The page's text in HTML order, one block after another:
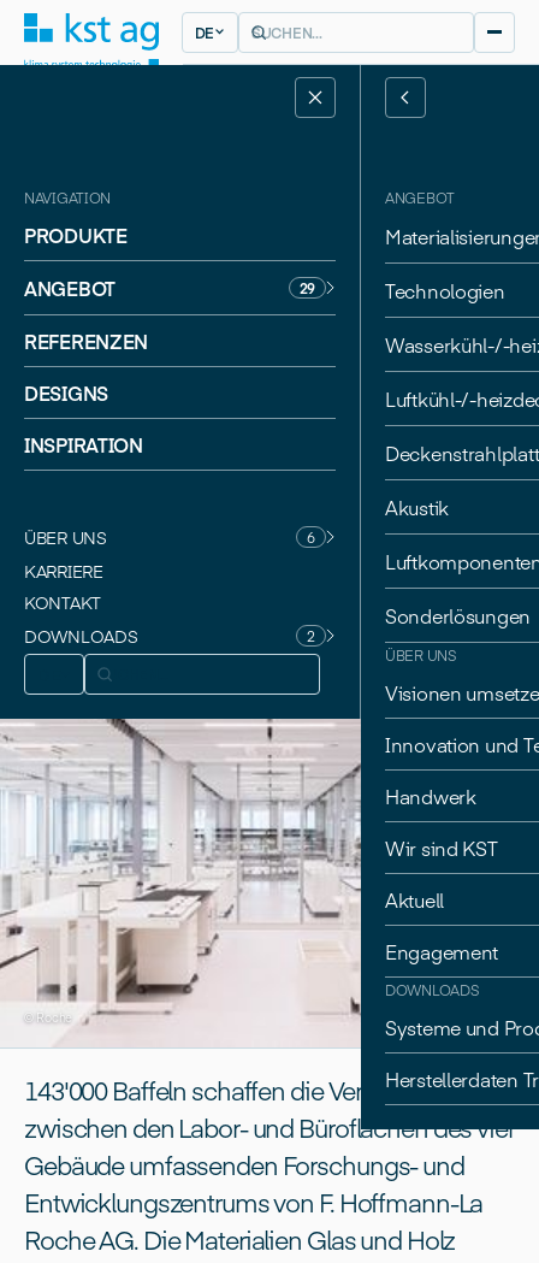
DE
NAVIGATION
PRODUKTE
ANGEBOT
29
REFERENZEN
DESIGNS
INSPIRATION
ÜBER UNS 6
KARRIERE
KONTAKT
DOWNLOADS
2
ANGEBOT
Technologien
Wasserkühl-/-
Luftkühl-/-
Akustik
Sonderlösungen
ÜBER UNS
Visionen
Innovation und
Handwerk
Wir sind KST
Aktuell
Engagement
DOWNLOADS
Systeme und
Herstellerdaten
BASEL
HERZOG & DE MEURON
Roche pRED
Innovation Center
© Roche
143'000 Baffeln schaffen die Verbindung
zwischen den Labor- und Büroflächen des vier
Gebäude umfassenden Forschungs- und
Entwicklungszentrums von F. Hoffmann-La
Roche AG. Die Materialien Glas und Holz